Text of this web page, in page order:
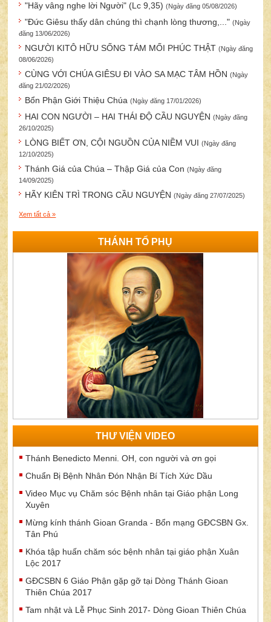
"Hãy vâng nghe lời Người" (Lc 9,35)(Ngày đăng 05/08/2026)
"Đức Giêsu thấy dân chúng thì chạnh lòng thương,..."(Ngày
đăng 13/06/2026)
NGƯỜI KITÔ HỮU SỐNG TÁM MỐI PHÚC THẬT(Ngày đăng
08/06/2026)
CÙNG VỚI CHÚA GIÊSU ĐI VÀO SA MẠC TÂM HỒN(Ngày
đăng 21/02/2026)
Bổn Phận Giới Thiệu Chúa(Ngày đăng 17/01/2026)
HAI CON NGƯỜI – HAI THÁI ĐỘ CẦU NGUYỆN(Ngày đăng
26/10/2025)
LÒNG BIẾT ƠN, CỘI NGUỒN CỦA NIỀM VUI(Ngày đăng
12/10/2025)
Thánh Giá của Chúa – Thập Giá của Con(Ngày đăng
14/09/2025)
HÃY KIÊN TRÌ TRONG CẦU NGUYỆN(Ngày đăng 27/07/2025)
Xem tất cả »
THÁNH TỔ PHỤ
THƯ VIỆN VIDEO
Thánh Benedicto Menni. OH, con người và ơn gọi
Chuẩn Bị Bệnh Nhân Đón Nhận Bí Tích Xức Dầu
Video Mục vụ Chăm sóc Bệnh nhân tại Giáo phận Long
Xuyên
Mừng kính thánh Gioan Granda - Bổn mạng GĐCSBN Gx.
Tân Phú
Khóa tập huấn chăm sóc bệnh nhân tại giáo phận Xuân
Lộc 2017
GĐCSBN 6 Giáo Phận gặp gỡ tại Dòng Thánh Gioan
Thiên Chúa 2017
Tam nhật và Lễ Phục Sinh 2017- Dòng Gioan Thiên Chúa